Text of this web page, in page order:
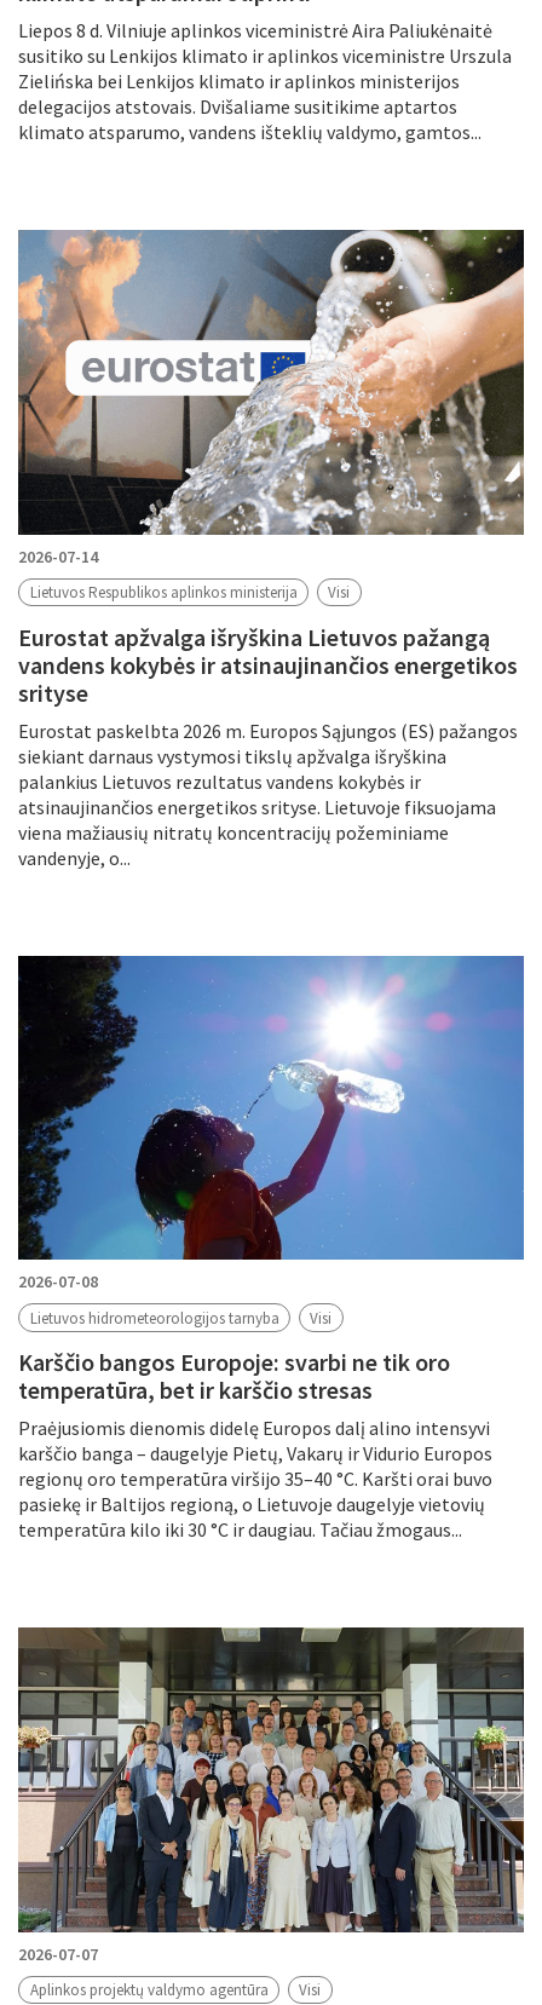
Liepos 8 d. Vilniuje aplinkos viceministrė Aira Paliukėnaitė
susitiko su Lenkijos klimato ir aplinkos viceministre Urszula
Zielińska bei Lenkijos klimato ir aplinkos ministerijos
delegacijos atstovais. Dvišaliame susitikime aptartos
klimato atsparumo, vandens išteklių valdymo, gamtos...
2026-07-14
Lietuvos Respublikos aplinkos ministerija Visi
Eurostat apžvalga išryškina Lietuvos pažangą
vandens kokybės ir atsinaujinančios energetikos
srityse
Eurostat paskelbta 2026 m. Europos Sąjungos (ES) pažangos
siekiant darnaus vystymosi tikslų apžvalga išryškina
palankius Lietuvos rezultatus vandens kokybės ir
atsinaujinančios energetikos srityse. Lietuvoje fiksuojama
viena mažiausių nitratų koncentracijų požeminiame
vandenyje, o...
2026-07-08
Lietuvos hidrometeorologijos tarnyba Visi
Karščio bangos Europoje: svarbi ne tik oro
temperatūra, bet ir karščio stresas
Praėjusiomis dienomis didelę Europos dalį alino intensyvi
karščio banga – daugelyje Pietų, Vakarų ir Vidurio Europos
regionų oro temperatūra viršijo 35–40 °C. Karšti orai buvo
pasiekę ir Baltijos regioną, o Lietuvoje daugelyje vietovių
temperatūra kilo iki 30 °C ir daugiau. Tačiau žmogaus...
2026-07-07
Aplinkos projektų valdymo agentūra Visi